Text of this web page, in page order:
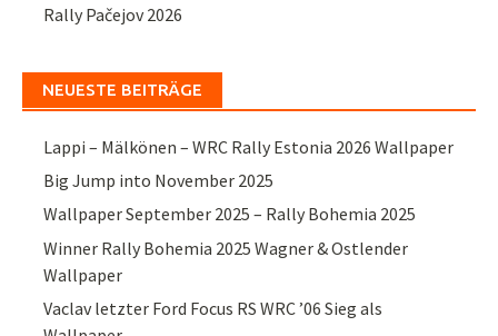
Rally Pačejov 2026
NEUESTE BEITRÄGE
Lappi – Mälkönen – WRC Rally Estonia 2026 Wallpaper
Big Jump into November 2025
Wallpaper September 2025 – Rally Bohemia 2025
Winner Rally Bohemia 2025 Wagner & Ostlender
Wallpaper
Vaclav letzter Ford Focus RS WRC ’06 Sieg als